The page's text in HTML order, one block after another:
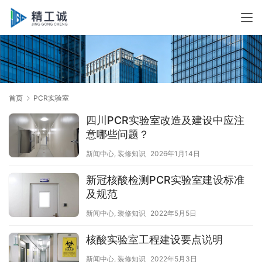
首页 PCR实验室
四川PCR实验室改造及建设中应注
意哪些问题？
新闻中心 装修知识 2026年1月14日
新冠核酸检测PCR实验室建设标准
及规范
新闻中心 装修知识 2022年5月5日
核酸实验室工程建设要点说明
新闻中心 装修知识 2022年5月3日